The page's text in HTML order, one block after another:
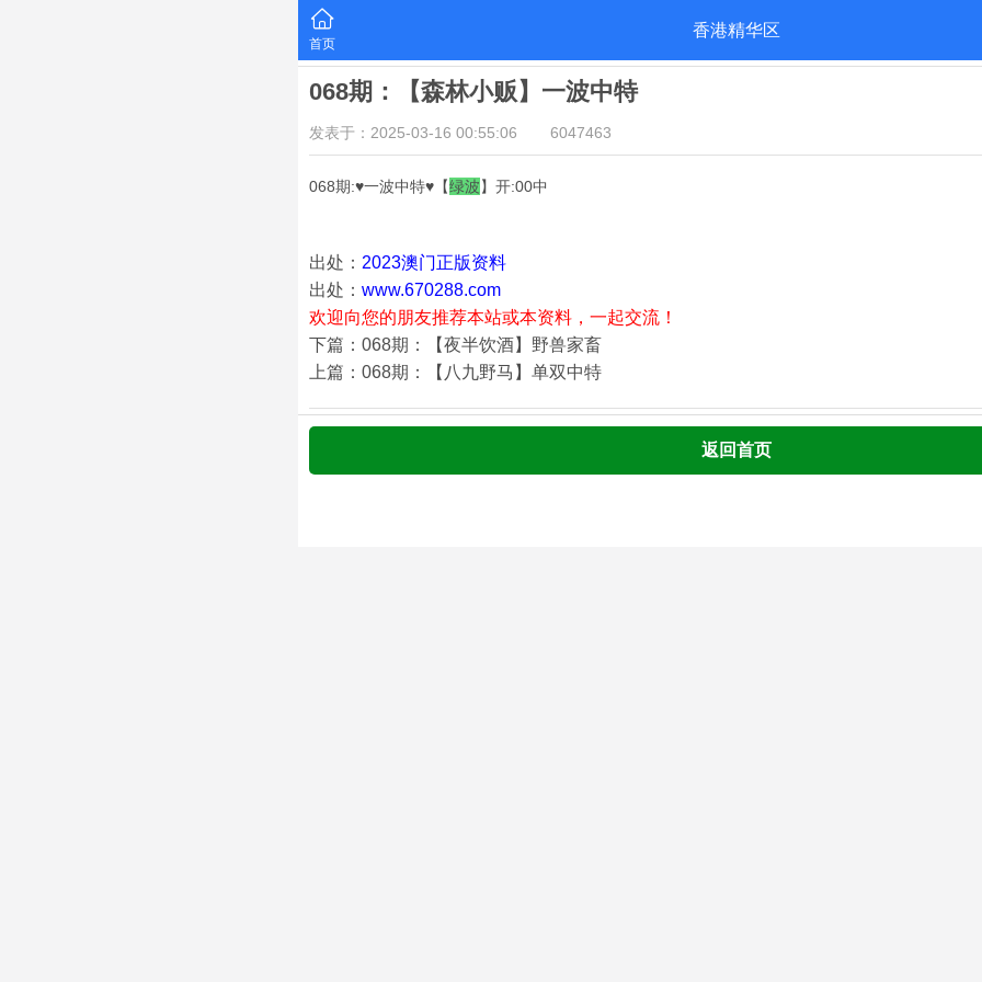
首页
香港精华区
068期：【森林小贩】一波中特
发表于：2025-03-16 00:55:06 6047463
068期:♥一波中特♥【绿波】开:00中
出处： 2023澳门正版资料
出处： www.670288.com
欢迎向您的朋友推荐本站或本资料，一起交流！
下篇：068期：【夜半饮酒】野兽家畜
上篇：068期：【八九野马】单双中特
返回首页